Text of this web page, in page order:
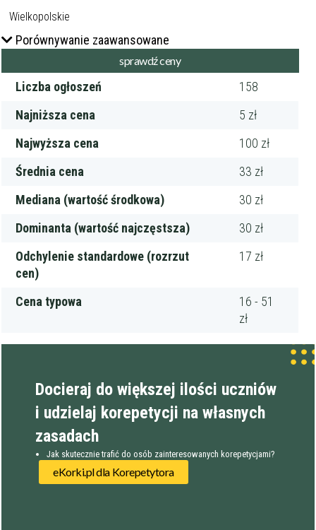
Porównywanie zaawansowane
Liczba ogłoszeń
158
Najniższa cena
5 zł
Najwyższa cena
100 zł
Średnia cena
33 zł
Mediana (wartość środkowa)
30 zł
Dominanta (wartość najczęstsza)
30 zł
Odchylenie standardowe (rozrzut
cen)
17 zł
Cena typowa
16 - 51
zł
Docieraj do większej ilości uczniów
i udzielaj korepetycji na własnych
zasadach
Jak skutecznie trafić do osób zainteresowanych korepetycjami?
eKorki.pl dla Korepetytora